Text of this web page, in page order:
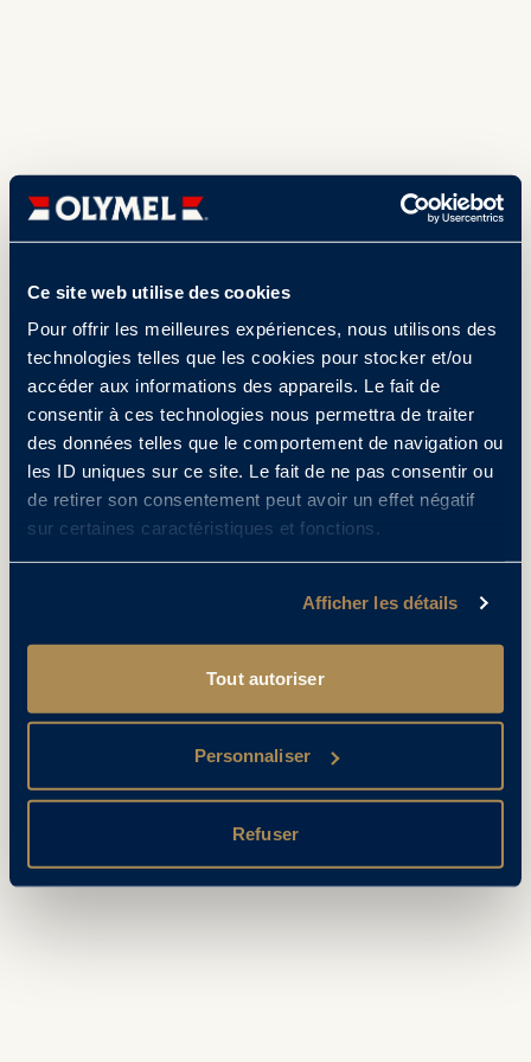
Ce site web utilise des cookies
Pour offrir les meilleures expériences, nous utilisons des
technologies telles que les cookies pour stocker et/ou
accéder aux informations des appareils. Le fait de
consentir à ces technologies nous permettra de traiter
des données telles que le comportement de navigation ou
les ID uniques sur ce site. Le fait de ne pas consentir ou
de retirer son consentement peut avoir un effet négatif
sur certaines caractéristiques et fonctions.
Afficher les détails
Tout autoriser
Personnaliser
Refuser